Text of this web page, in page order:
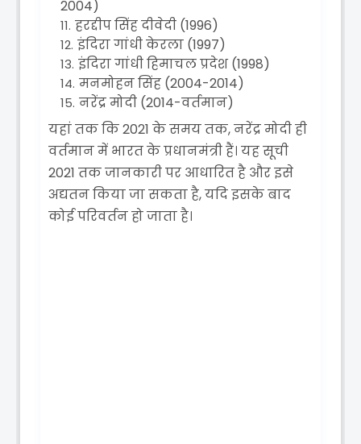
2004)
हरद्दीप सिंह दीवेदी (1996)
इंदिरा गांधी केरला (1997)
इंदिरा गांधी हिमाचल प्रदेश (1998)
मनमोहन सिंह (2004-2014)
नरेंद्र मोदी (2014-वर्तमान)
यहां तक कि 2021 के समय तक, नरेंद्र मोदी ही
वर्तमान में भारत के प्रधानमंत्री हैं। यह सूची
2021 तक जानकारी पर आधारित है और इसे
अद्यतन किया जा सकता है, यदि इसके बाद
कोई परिवर्तन हो जाता है।